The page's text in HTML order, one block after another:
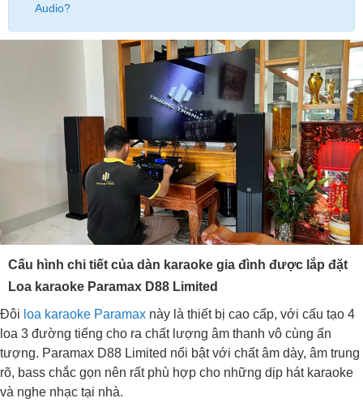
Audio?
Cấu hình chi tiết của dàn karaoke gia đình được lắp đặt
Loa karaoke Paramax D88 Limited
Đôi loa karaoke Paramax này là thiết bị cao cấp, với cấu tạo 4
loa 3 đường tiếng cho ra chất lượng âm thanh vô cùng ấn
tượng. Paramax D88 Limited nổi bật với chất âm dày, âm trung
rõ, bass chắc gọn nên rất phù hợp cho những dịp hát karaoke
và nghe nhạc tại nhà.